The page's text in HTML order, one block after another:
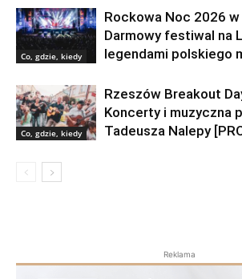
Co, gdzie, kiedy
Rockowa Noc 2026
Darmowy festiwal na
legendami polskiego
Co, gdzie, kiedy
Rzeszów Breakout
Koncerty i muzyczna
Tadeusza Nalepy
Reklama